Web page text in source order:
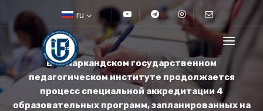
ru
В Самаркандском государственном
педагогическом институте продолжается
процесс специальной аккредитации 4
образовательных программ, запланированных на